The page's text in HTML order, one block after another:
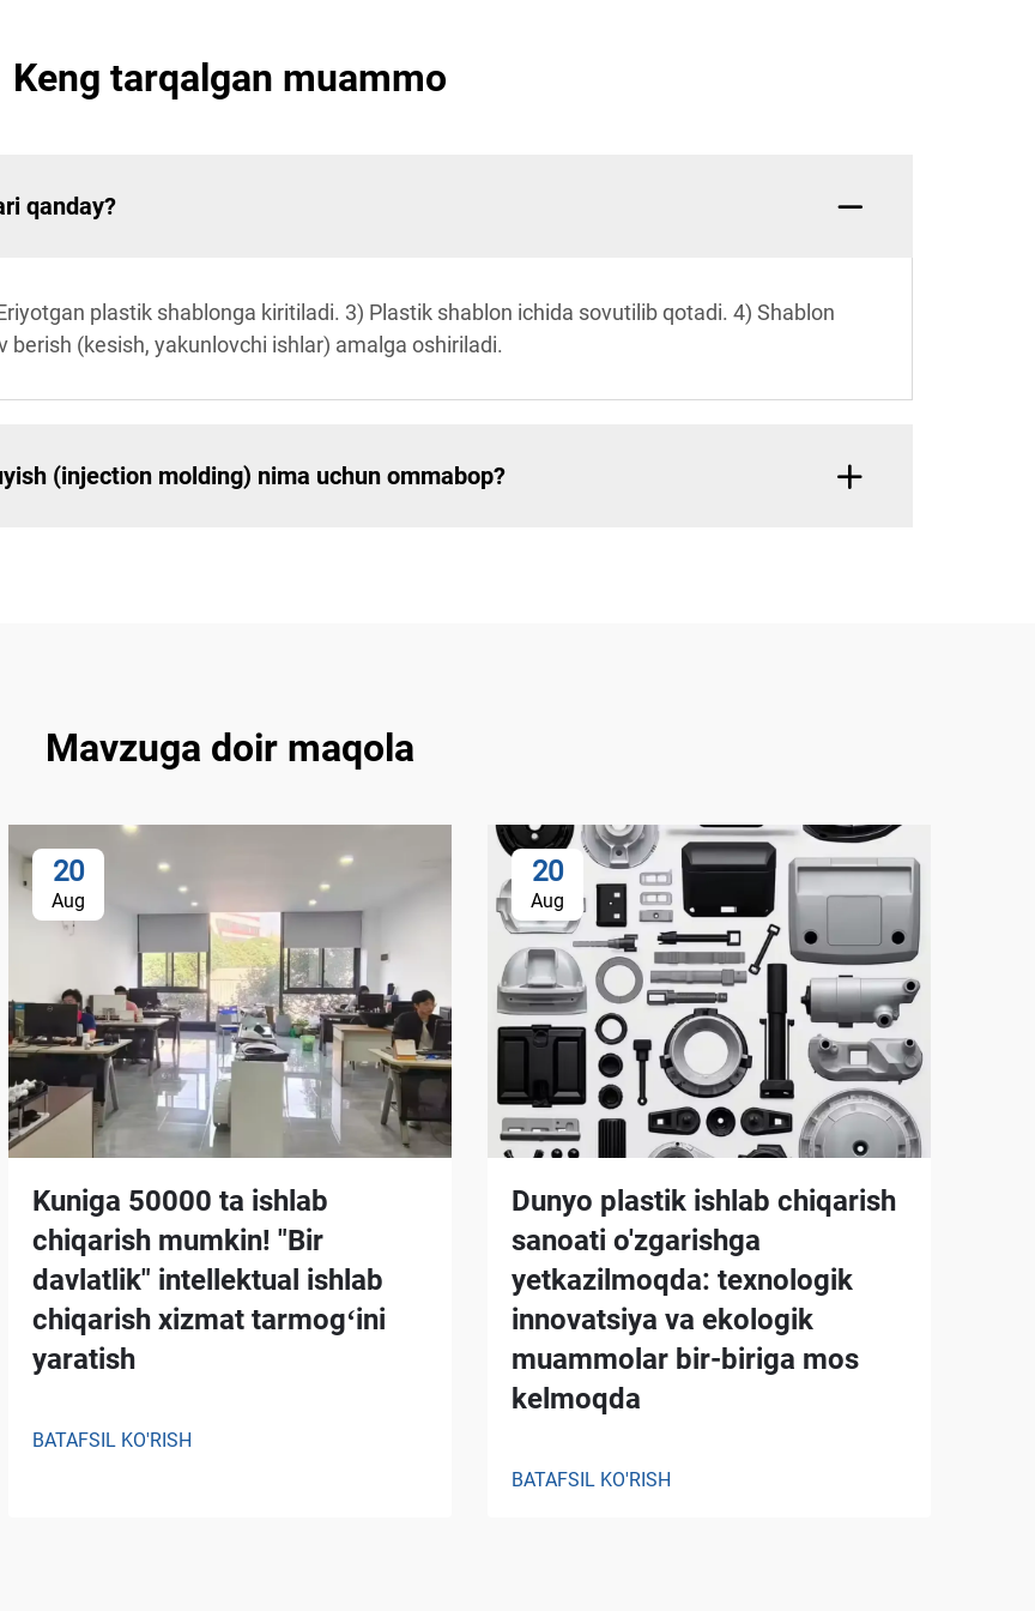
Keng tarqalgan muammo
qanday?
plastik shablonga kiritiladi. 3) Plastik shablon ichida sovutilib qotadi. 4) Shablon
(kesish, yakunlovchi ishlar) amalga oshiriladi.
(injection molding) nima uchun ommabop?
Mavzuga doir maqola
20
Aug
Kuniga 50000 ta ishlab
chiqarish mumkin! "Bir
davlatlik" intellektual ishlab
chiqarish xizmat tarmogʻini
yaratish
BATAFSIL KO'RISH
20
Aug
Dunyo plastik ishlab chiqarish
sanoati o'zgarishga
yetkazilmoqda: texnologik
innovatsiya va ekologik
muammolar bir-biriga mos
kelmoqda
BATAFSIL KO'RISH